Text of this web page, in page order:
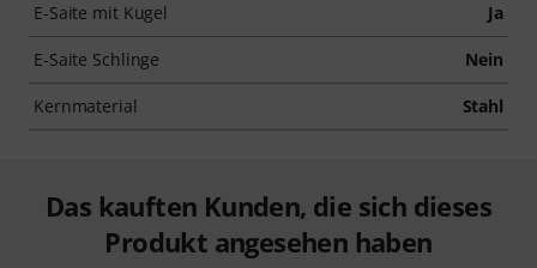
E-Saite mit Kugel Ja
E-Saite Schlinge Nein
Kernmaterial Stahl
Das kauften Kunden, die sich dieses
Produkt angesehen haben